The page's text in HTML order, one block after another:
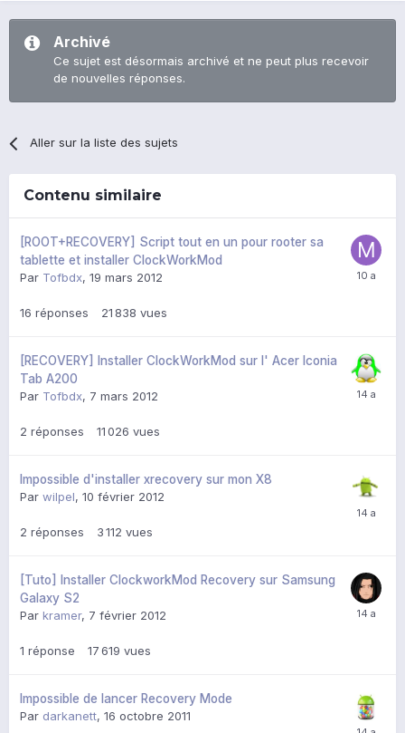
Archivé
Ce sujet est désormais archivé et ne peut plus recevoir
de nouvelles réponses.
Aller sur la liste des sujets
Contenu similaire
[ROOT+RECOVERY] Script tout en un pour rooter sa
tablette et installer ClockWorkMod
Par Tofbdx, 19 mars 2012
16 réponses 21 838 vues
[RECOVERY] Installer ClockWorkMod sur l' Acer Iconia
Tab A200
Par Tofbdx, 7 mars 2012
2 réponses 11 026 vues
Impossible d'installer xrecovery sur mon X8
Par wilpel, 10 février 2012
2 réponses 3 112 vues
[Tuto] Installer ClockworkMod Recovery sur Samsung
Galaxy S2
Par kramer, 7 février 2012
1 réponse 17 619 vues
Impossible de lancer Recovery Mode
Par darkanett, 16 octobre 2011